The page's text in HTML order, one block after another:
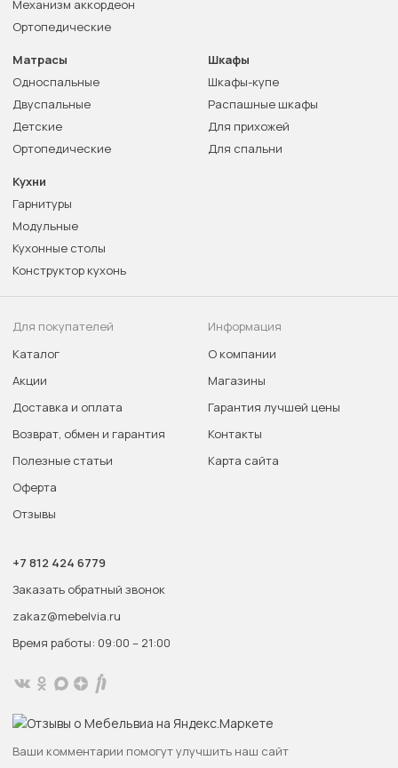
Механизм аккордеон
Ортопедические
Матрасы
Односпальные
Двуспальные
Детские
Ортопедические
Шкафы
Шкафы-купе
Распашные шкафы
Для прихожей
Для спальни
Кухни
Гарнитуры
Модульные
Кухонные столы
Конструктор кухонь
Для покупателей
Каталог
Акции
Доставка и оплата
Возврат, обмен и гарантия
Полезные статьи
Оферта
Отзывы
Информация
О компании
Магазины
Гарантия лучшей цены
Контакты
Карта сайта
+7 812 424 6779
Заказать обратный звонок
zakaz@mebelvia.ru
Время работы: 09:00 – 21:00
Ваши комментарии помогут улучшить наш сайт